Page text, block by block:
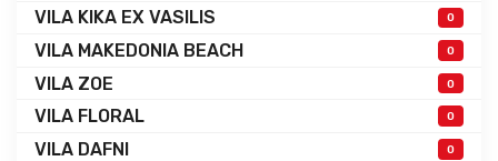
VILA KIKA EX VASILIS 0
VILA MAKEDONIA BEACH 0
VILA ZOE 0
VILA FLORAL 0
VILA DAFNI 0